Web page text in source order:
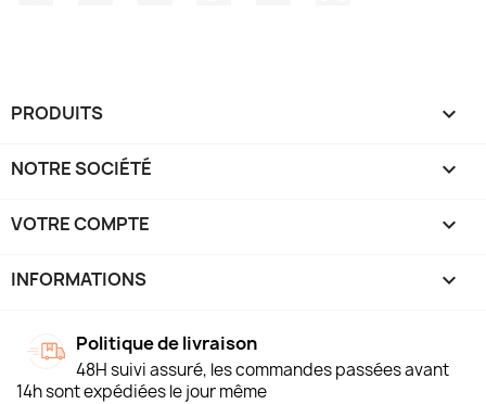
PRODUITS 
NOTRE SOCIÉTÉ 
VOTRE COMPTE 
INFORMATIONS keyboard_arrow_down
Politique de livraison
48H suivi assuré, les commandes passées avant
14h sont expédiées le jour même